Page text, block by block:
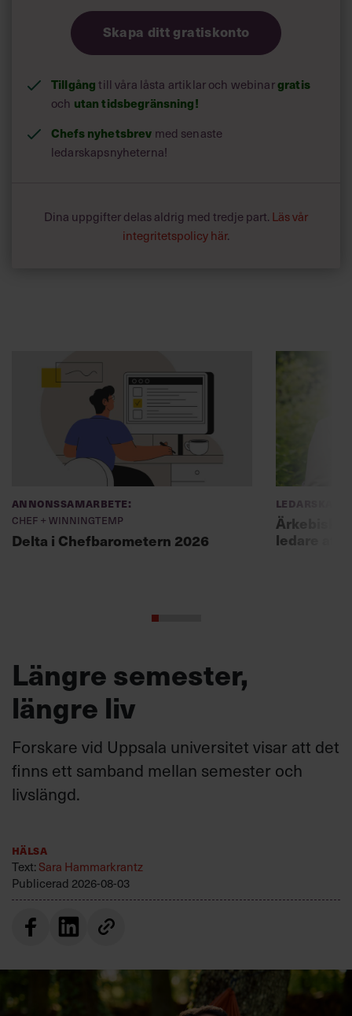
Skapa ditt gratiskonto
Tillgång till våra låsta artiklar och webinargratis
och utan tidsbegränsning!
Chefs nyhetsbrev med senaste
ledarskapsnyheterna!
Dina uppgifter delas aldrig med tredje part. Läs vår
integritetspolicy här.
Annonssamarbete:
Chef + Winningtemp
Delta i Chefbarometern 2026
Ledarskap
ledare att
Längre semester,
längre liv
Forskare vid Uppsala universitet visar att det
finns ett samband mellan semester och
livslängd.
Hälsa
Text: Sara Hammarkrantz
Publicerad 2026-08-03